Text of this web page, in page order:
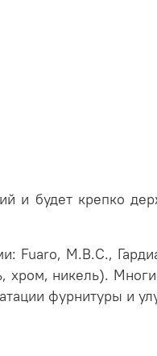
и будет крепко
Fuaro, M.B.C.,
хром, никель).
фурнитуры и